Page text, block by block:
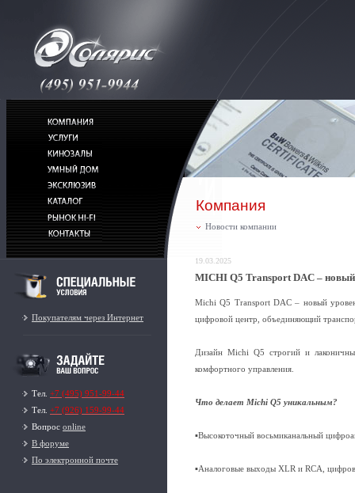
Покупателям через Интернет
Тел. +7 (495) 951-99-44
Тел. +7 (926) 159-99-44
Вопрос online
В форуме
По электронной почте
Компания
Новости компании
19.03.2025
MICHI Q5 Transport DAC – новый
Michi Q5 Transport DAC – новый
цифровой центр, объединяющий
Дизайн Michi Q5 строгий и
комфортного управления.
Что делает Michi Q5 уникальным?
▪Высокоточный восьмиканальный
▪Аналоговые выходы XLR и RCA,